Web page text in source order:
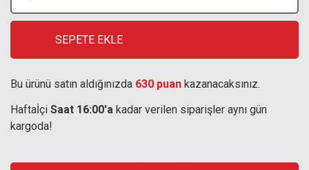
SEPETE EKLE
Bu ürünü satın aldığınızda 630 puan kazanacaksınız.
Haftaİçi Saat 16:00'a kadar verilen siparişler aynı gün
kargoda!